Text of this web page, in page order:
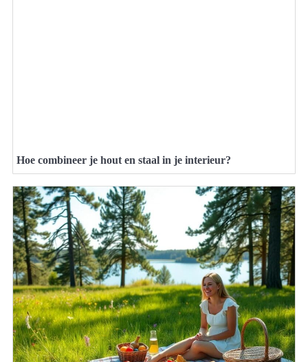
Hoe combineer je hout en staal in je interieur?